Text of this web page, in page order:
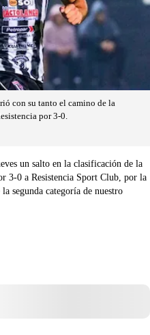
con su tanto el camino de la
por 3-0.
un salto en la clasificación de la
3-0 a Resistencia Sport Club, por la
segunda categoría de nuestro